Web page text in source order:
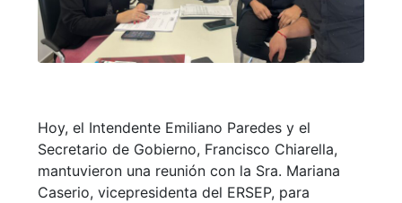
Hoy, el Intendente Emiliano Paredes y el
Secretario de Gobierno, Francisco Chiarella,
mantuvieron una reunión con la Sra. Mariana
Caserio, vicepresidenta del ERSEP, para